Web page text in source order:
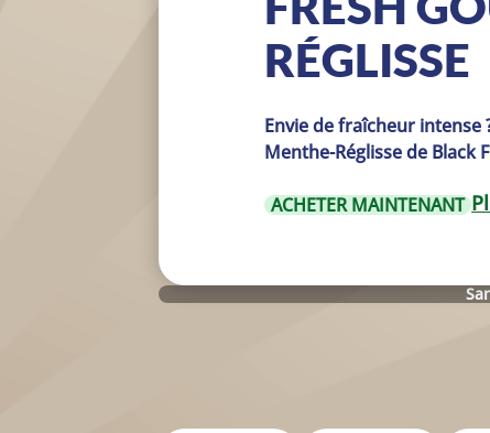
RÉGLISSE
Envie de fraîcheur
Menthe-Réglisse de Black
ACHETER MAINTENANT